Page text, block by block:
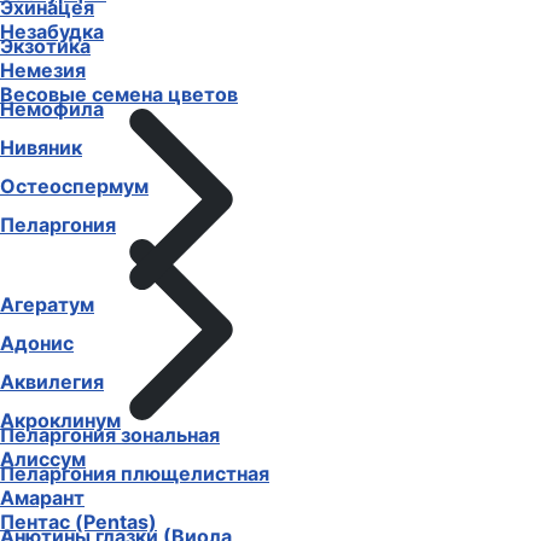
Незабудка
Немезия
Немофила
Нивяник
Остеоспермум
Пеларгония
Пеларгония зональная
Пеларгония плющелистная
Пентас (Pentas)
Эхинацея
Экзотика
Весовые семена цветов
Агератум
Адонис
Аквилегия
Акроклинум
Алиссум
Амарант
Анютины глазки (Виола